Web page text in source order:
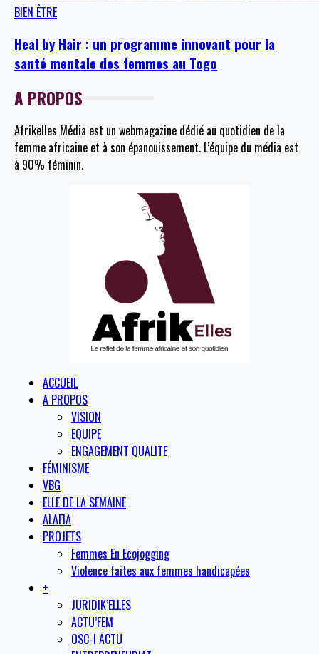
BIEN ÊTRE
Heal by Hair : un programme innovant pour la
santé mentale des femmes au Togo
A PROPOS
Afrikelles Média est un webmagazine dédié au quotidien de la
femme africaine et à son épanouissement. L’équipe du média est
à 90% féminin.
ACCUEIL
A PROPOS
VISION
EQUIPE
ENGAGEMENT QUALITE
FÉMINISME
VBG
ELLE DE LA SEMAINE
ALAFIA
PROJETS
Femmes En Ecojogging
Violence faites aux femmes handicapées
+
JURIDIK’ELLES
ACTU’FEM
OSC-I ACTU